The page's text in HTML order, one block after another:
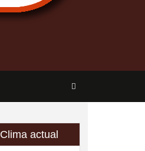
Clima actual